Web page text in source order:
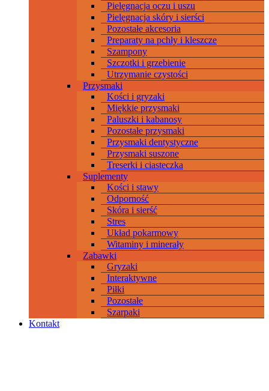
Pielęgnacja oczu i uszu
Pielęgnacja skóry i sierści
Pozostałe akcesoria
Preparaty na pchły i kleszcze
Szampony
Szczotki i grzebienie
Utrzymanie czystości
Przysmaki
Kości i gryzaki
Miękkie przysmaki
Paluszki i kabanosy
Pozostałe przysmaki
Przysmaki dentystyczne
Przysmaki suszone
Treserki i ciasteczka
Suplementy
Kości i stawy
Odporność
Skóra i sierść
Stres
Układ pokarmowy
Witaminy i minerały
Zabawki
Gryzaki
Interaktywne
Piłki
Pozostałe
Szarpaki
Kontakt